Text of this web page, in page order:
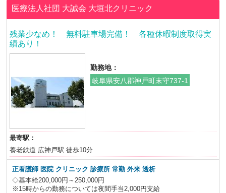
医療法人社団 大誠会 大垣北クリニック
残業少なめ！ 無料駐車場完備！ 各種休暇制度取得実
績あり！
勤務地：
岐阜県安八郡神戸町末守737-1
最寄駅：
養老鉄道 広神戸駅 徒歩10分
正看護師 医院 クリニック 診療所 常勤 外来 透析
◇基本給200,000円～250,000円
※15時からの勤務については夜間手当2,000円支給